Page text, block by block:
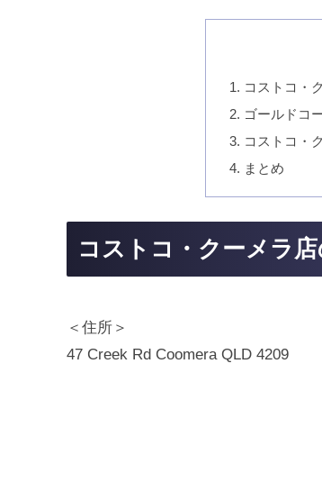
コストコ・
ゴールドコ
コストコ・
まとめ
コストコ・クーメラ店
＜住所＞
47 Creek Rd Coomera QLD 4209